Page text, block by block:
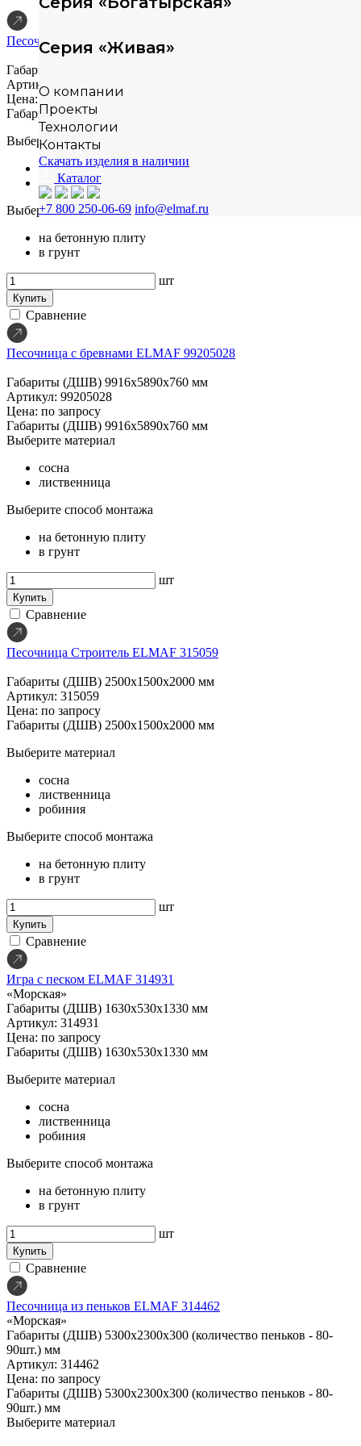
Серия «Живая»
О компании
Проекты
Технологии
Контакты
Скачать изделия в наличии
Каталог
+7 800 250-06-69 info@elmaf.ru
Песочница ELMAF 314025
Габариты (ДШВ)
Артикул: 314025
Цена: по запросу
Габариты (ДШВ)
Выберите материал
сосна
лиственница
Выберите способ монтажа
на бетонную плиту
в грунт
шт
Купить
Сравнение
Песочница с бревнами ELMAF 99205028
Габариты (ДШВ) 9916х5890х760 мм
Артикул: 99205028
Цена: по запросу
Габариты (ДШВ) 9916х5890х760 мм
Выберите материал
сосна
лиственница
Выберите способ монтажа
на бетонную плиту
в грунт
шт
Купить
Сравнение
Песочница Строитель ELMAF 315059
Габариты (ДШВ) 2500х1500х2000 мм
Артикул: 315059
Цена: по запросу
Габариты (ДШВ) 2500х1500х2000 мм
Выберите материал
сосна
лиственница
робиния
Выберите способ монтажа
на бетонную плиту
в грунт
шт
Купить
Сравнение
Игра с песком ELMAF 314931
«Морская»
Габариты (ДШВ) 1630x530x1330 мм
Артикул: 314931
Цена: по запросу
Габариты (ДШВ) 1630x530x1330 мм
Выберите материал
сосна
лиственница
робиния
Выберите способ монтажа
на бетонную плиту
в грунт
шт
Купить
Сравнение
Песочница из пеньков ELMAF 314462
«Морская»
Габариты (ДШВ) 5300х2300х300 (количество пеньков - 80-
90шт.) мм
Артикул: 314462
Цена: по запросу
Габариты (ДШВ) 5300х2300х300 (количество пеньков - 80-
90шт.) мм
Выберите материал